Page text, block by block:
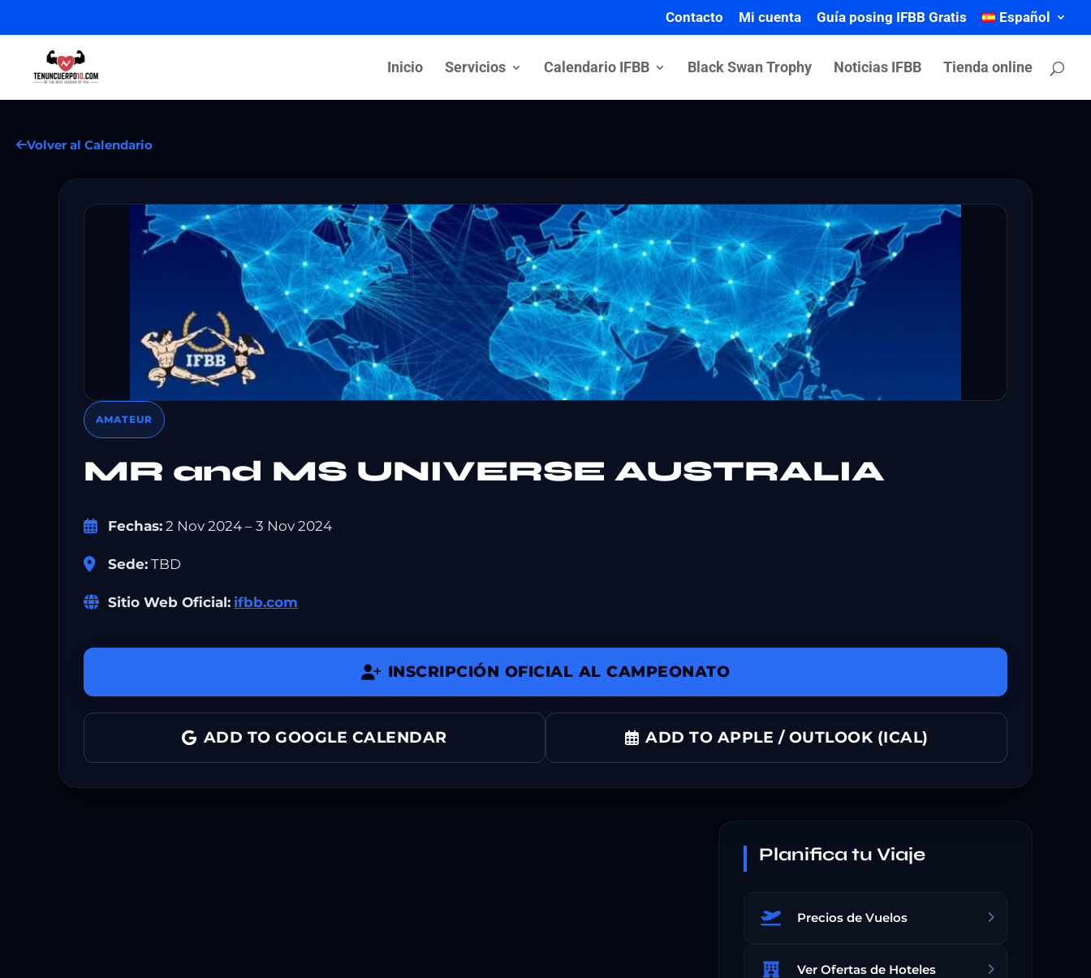
Contacto Mi cuenta Guía posing IFBB Gratis Español
Inicio Servicios Calendario IFBB Black Swan Trophy Noticias IFBB Tienda online
Volver al Calendario
AMATEUR
MR and MS UNIVERSE AUSTRALIA
Fechas: 2 Nov 2024 – 3 Nov 2024
Sede: TBD
Sitio Web Oficial: ifbb.com
INSCRIPCIÓN OFICIAL AL CAMPEONATO
ADD TO GOOGLE CALENDAR ADD TO APPLE / OUTLOOK (ICAL)
Planifica tu Viaje
Precios de Vuelos
Ver Ofertas de Hoteles